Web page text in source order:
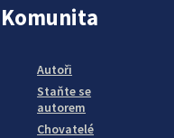
Komunita
Autoři
Staňte se
autorem
Chovatelé